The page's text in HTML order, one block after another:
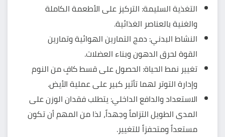
التغذية السليمة: التركيز على الأطعمة الكاملة
والغنية بالعناصر الغذائية.
النشاط البدني: دمج التمارين الهوائية وتمارين
القوة لحرق الدهون وبناء العضلات.
تغيير نمط الحياة: الحصول على قسط كافٍ من النوم
وإدارة التوتر لهما تأثير كبير على عملية الأيض.
الاستعداد والدافع الداخلي: يتطلب فقدان الوزن على
المدى الطويل التزاماً وجهداً، لذا من المهم أن تكون
مستعداً ومتحفزاً للتغيير.